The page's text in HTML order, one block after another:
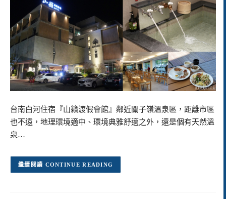
台南白河住宿『山籟渡假會館』鄰近關子嶺溫泉區，距離市區
也不遠，地理環境適中、環境典雅舒適之外，還是個有天然溫
泉…
CONTINUE READING